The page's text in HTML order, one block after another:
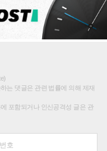
는 댓글은 관련 법률에 의해 제재
포함되거나 인신공격성 글은 관